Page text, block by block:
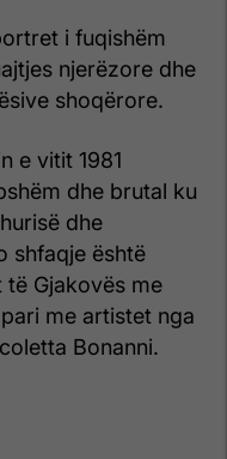
i fuqishëm
njerëzore dhe
shoqërore.
e vitit 1981
dhe brutal ku
dhe
shfaqje është
të Gjakovës me
me artistet nga
Bonanni.